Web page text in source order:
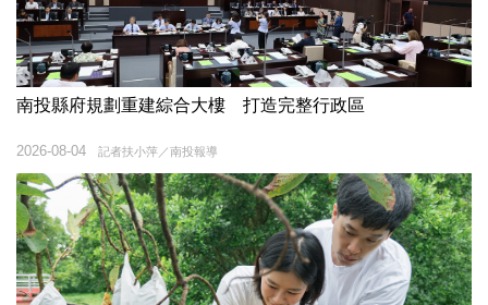
南投縣府規劃重建綜合大樓 打造完整行政區
記者扶小萍／南投報導
2026-08-04